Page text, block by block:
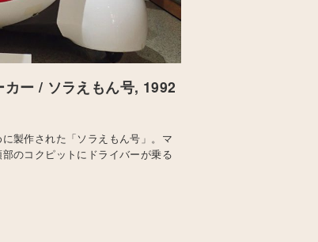
ー / ソラえもん号, 1992
製作された「ソラえもん号」。マ
のコクピットにドライバーが乗る